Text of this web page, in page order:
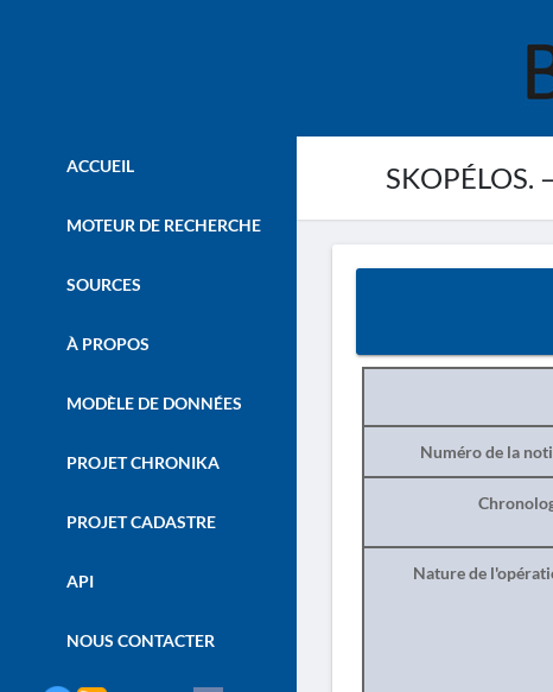
SKOPÉLOS.
ACCUEIL
MOTEUR DE RECHERCHE
SOURCES
À PROPOS
MODÈLE DE DONNÉES
PROJET CHRONIKA
PROJET CADASTRE
API
NOUS CONTACTER
Numéro de la
Nature de